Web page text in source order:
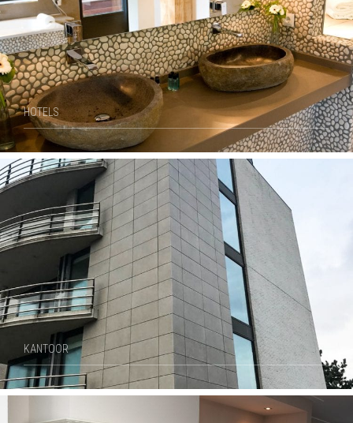
HOTELS
KANTOOR